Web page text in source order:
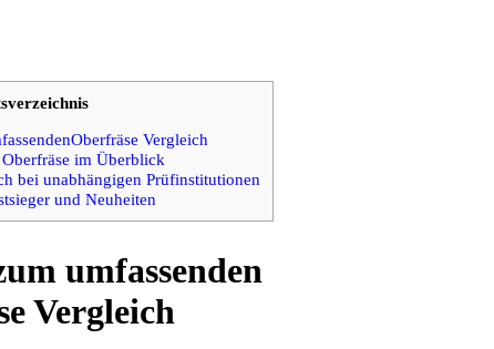
Vergleich
im Überblick
bei unabhängigen Prüfinstitutionen
und Neuheiten
umfassenden
Vergleich